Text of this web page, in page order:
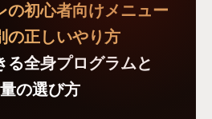
の初心者向けメニュー
の正しいやり方
る全身プログラムと
の選び方